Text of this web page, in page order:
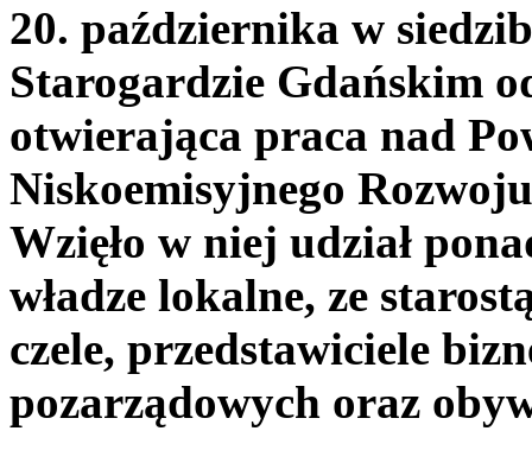
20. października w
Starogardzie Gdańskim
otwierająca praca nad
Niskoemisyjnego
Wzięło w niej udział
władze lokalne, ze
czele, przedstawiciele
pozarządowych oraz